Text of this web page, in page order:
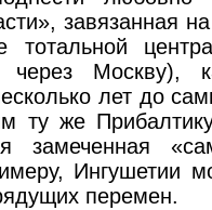
завязанная
тотальной
через Москву),
лет до
ту же
Ингушетии
перемен.